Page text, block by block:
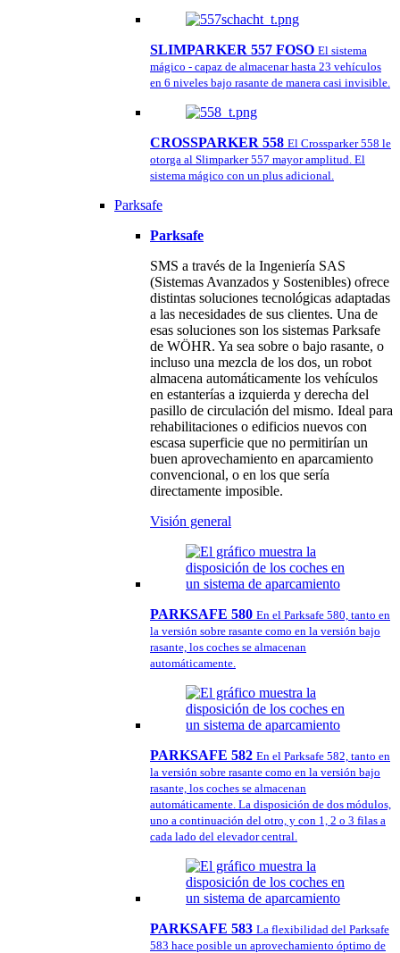
SLIMPARKER 557 FOSO El sistema
mágico - capaz de almacenar hasta 23 vehículos
en 6 niveles bajo rasante de manera casi invisible.
CROSSPARKER 558 El Crossparker 558 le
otorga al Slimparker 557 mayor amplitud. El
sistema mágico con un plus adicional.
Parksafe
Parksafe
SMS a través de la Ingeniería SAS
(Sistemas Avanzados y Sostenibles) ofrece
distintas soluciones tecnológicas adaptadas
a las necesidades de sus clientes. Una de
esas soluciones son los sistemas Parksafe
de WÖHR. Ya sea sobre o bajo rasante, o
incluso una mezcla de los dos, un robot
almacena automáticamente los vehículos
en estanterías a izquierda y derecha del
pasillo de circulación del mismo. Ideal para
rehabilitaciones o edificios nuevos con
escasa superficie que no permitirían un
buen aprovechamiento en aparcamiento
convencional, o en los que sería
directamente imposible.
Visión general
PARKSAFE 580 En el Parksafe 580, tanto en
la versión sobre rasante como en la versión bajo
rasante, los coches se almacenan
automáticamente.
PARKSAFE 582 En el Parksafe 582, tanto en
la versión sobre rasante como en la versión bajo
rasante, los coches se almacenan
automáticamente. La disposición de dos módulos,
uno a continuación del otro, y con 1, 2 o 3 filas a
cada lado del elevador central.
PARKSAFE 583 La flexibilidad del Parksafe
583 hace posible un aprovechamiento óptimo de